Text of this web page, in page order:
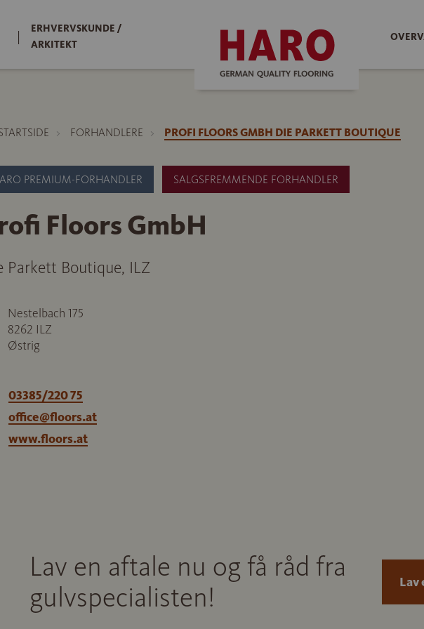
|
ERHVERVSKUNDE /
ARKITEKT
FORHANDLERE PROFI FLOORS GMBH DIE PARKETT BOUTIQUE
PREMIUM-FORHANDLER SALGSFREMMENDE FORHANDLER
Floors GmbH
Parkett Boutique, ILZ
Nestelbach 175
8262 ILZ
Østrig
03385/220 75
office@floors.at
www.floors.at
Lav en aftale nu og få råd fra
gulvspecialisten!
Lav